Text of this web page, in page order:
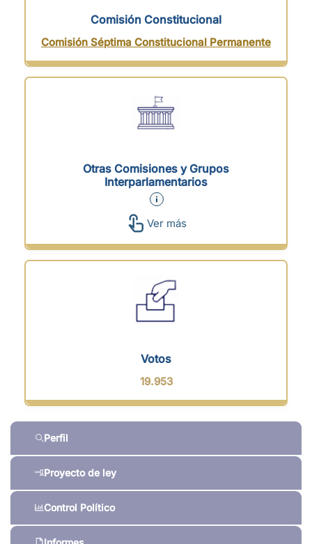
Perfil
Proyecto de ley
Control Político
Comisión Constitucional
Comisión Séptima Constitucional Permanente
Otras Comisiones y Grupos
Interparlamentarios
Ver más
Votos
19.953